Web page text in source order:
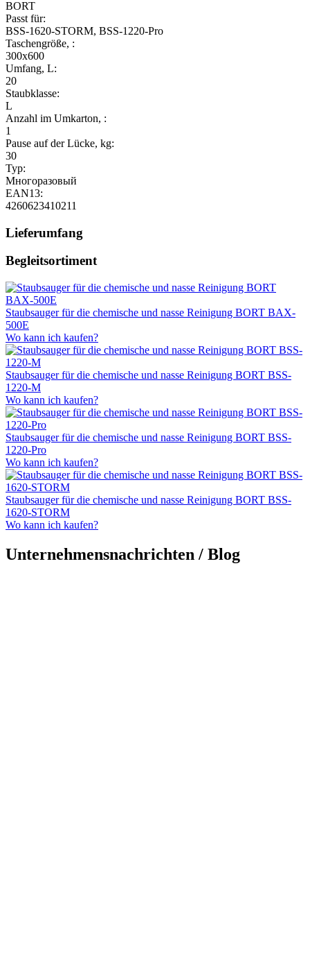
BORT
Passt für:
BSS-1620-STORM, BSS-1220-Pro
Taschengröße, :
300x600
Umfang, L:
20
Staubklasse:
L
Anzahl im Umkarton, :
1
Pause auf der Lücke, kg:
30
Typ:
Многоразовый
EAN13:
4260623410211
Lieferumfang
Begleitsortiment
Staubsauger für die chemische und nasse Reinigung BORT BAX-
500E
Wo kann ich kaufen?
Staubsauger für die chemische und nasse Reinigung BORT BSS-
1220-M
Wo kann ich kaufen?
Staubsauger für die chemische und nasse Reinigung BORT BSS-
1220-Pro
Wo kann ich kaufen?
Staubsauger für die chemische und nasse Reinigung BORT BSS-
1620-STORM
Wo kann ich kaufen?
Unternehmensnachrichten / Blog